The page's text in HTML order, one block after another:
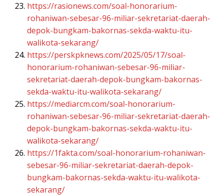
https://rasionews.com/soal-honorarium-
rohaniwan-sebesar-96-miliar-sekretariat-daerah-
depok-bungkam-bakornas-sekda-waktu-itu-
walikota-sekarang/
https://perskpknews.com/2025/05/17/soal-
honorarium-rohaniwan-sebesar-96-miliar-
sekretariat-daerah-depok-bungkam-bakornas-
sekda-waktu-itu-walikota-sekarang/
https://mediarcm.com/soal-honorarium-
rohaniwan-sebesar-96-miliar-sekretariat-daerah-
depok-bungkam-bakornas-sekda-waktu-itu-
walikota-sekarang/
https://1fakta.com/soal-honorarium-rohaniwan-
sebesar-96-miliar-sekretariat-daerah-depok-
bungkam-bakornas-sekda-waktu-itu-walikota-
sekarang/